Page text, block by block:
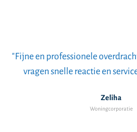
"Fijne en professionele
vragen snelle reactie en
Zeliha
Woningcorporatie